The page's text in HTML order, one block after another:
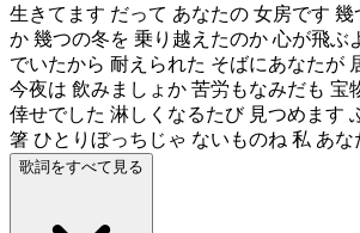
生きてます だって あなたの 女房です
か 幾つの冬を 乗り越えたのか 心が飛ぶ
でいたから 耐えられた そばにあなたが
今夜は 飲みましょか 苦労もなみだも 宝
倖せでした 淋しくなるたび 見つめます
箸 ひとりぼっちじゃ ないものね 私 あな
歌詞をすべて見る